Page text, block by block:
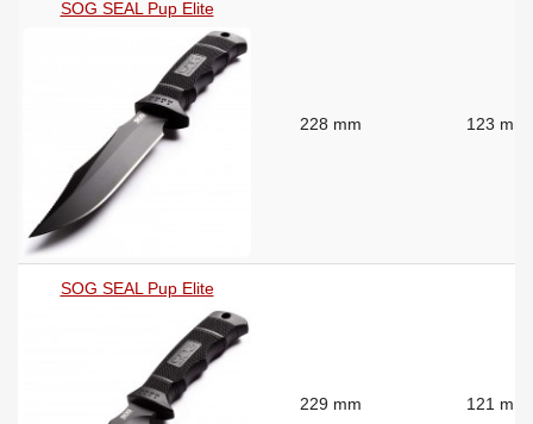
SOG SEAL Pup Elite
228 mm 123 mm
SOG SEAL Pup Elite
229 mm 121 mm